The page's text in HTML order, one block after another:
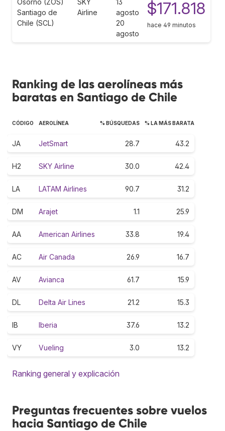
Santiago de
Chile (SCL)
Airline
agosto
20
agosto
$171.818
hace 49 minutos
Ranking de las aerolíneas más
baratas en Santiago de Chile
CÓDIGO AEROLÍNEA % BÚSQUEDAS % LA MÁS BARATA
JA JetSmart 28.7 43.2
H2 SKY Airline 30.0 42.4
LA LATAM Airlines 90.7 31.2
DM Arajet 1.1 25.9
AA American Airlines 33.8 19.4
AC Air Canada 26.9 16.7
AV Avianca 61.7 15.9
DL Delta Air Lines 21.2 15.3
IB Iberia 37.6 13.2
VY Vueling 3.0 13.2
Ranking general y explicación
Preguntas frecuentes sobre vuelos
hacia Santiago de Chile